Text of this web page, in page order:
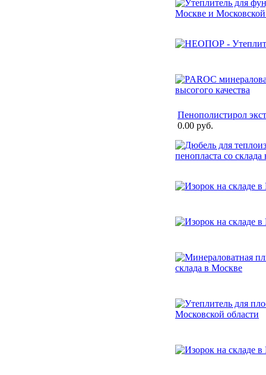
Пенополистирол
0.00 руб.